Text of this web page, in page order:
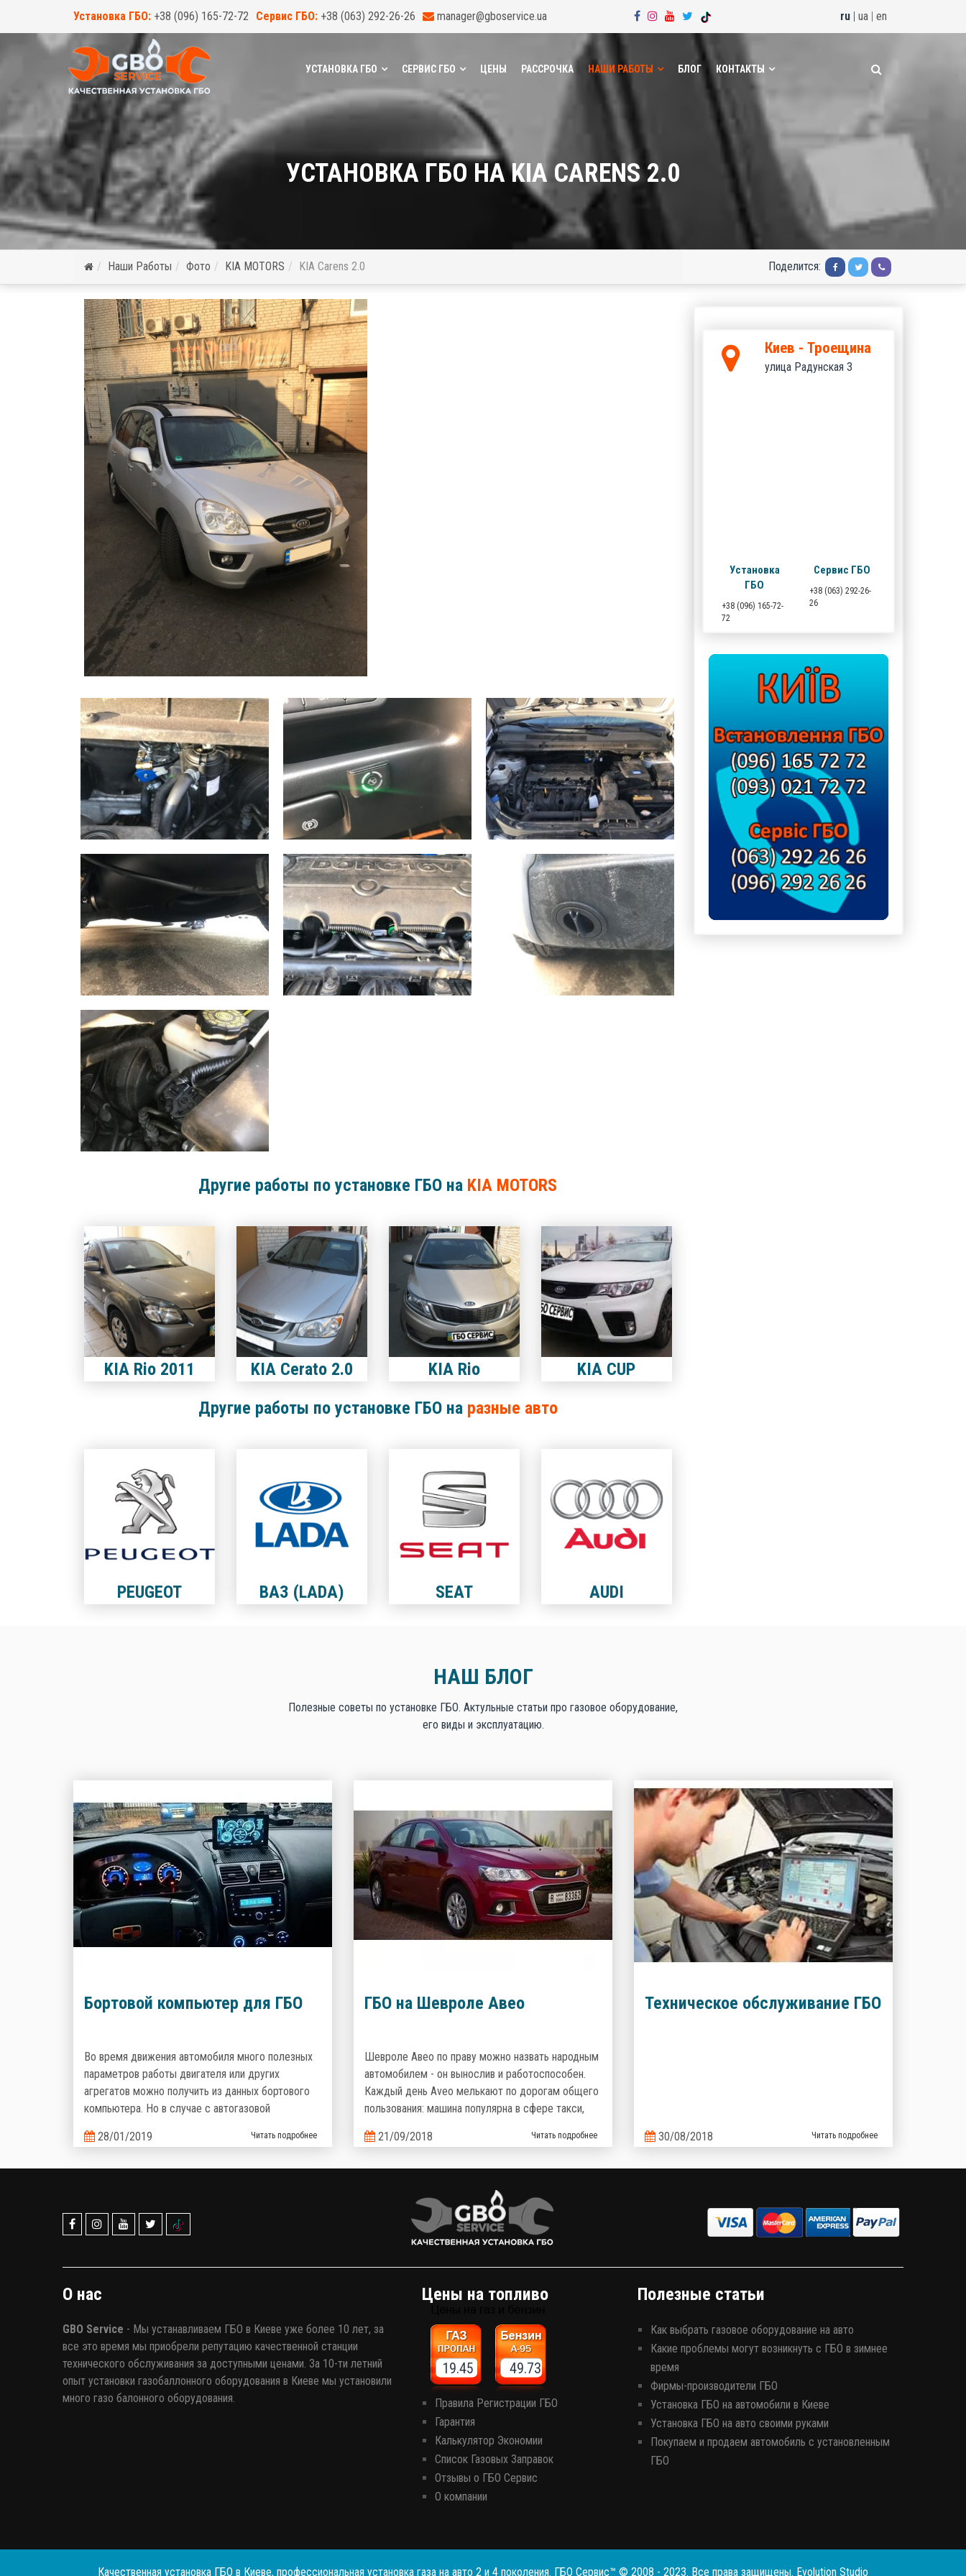
Установка ГБО: +38 (096) 165-72-72 Сервис ГБО: +38 (063) 292-26-26 manager@gboservice.ua ru | ua | en
УСТАНОВКА ГБО СЕРВИС ГБО ЦЕНЫ РАССРОЧКА НАШИ РАБОТЫ БЛОГ КОНТАКТЫ
УСТАНОВКА ГБО НА KIA CARENS 2.0
Наши Работы Фото KIA MOTORS KIA Carens 2.0 Поделится:
Другие работы по установке ГБО на KIA MOTORS
KIA Rio 2011 KIA Cerato 2.0 KIA Rio
KIA CUP
Другие работы по установке ГБО на разные авто
PEUGEOT ВАЗ (LADA) SEAT AUDI
Киев - Троещина
улица Радунская 3
Установка
ГБО
+38 (096) 165-72-
72
Сервис ГБО
+38 (063) 292-26-
26
НАШ БЛОГ
Полезные советы по установке ГБО. Актульные статьи про газовое оборудование,
его виды и эксплуатацию.
Бортовой компьютер для ГБО
Во время движения автомобиля много полезных
параметров работы двигателя или других
агрегатов можно получить из данных бортового
компьютера. Но в случае с автогазовой
информацию о работе автогазовой системы.
28/01/2019 Читать подробнее
ГБО на Шевроле Авео
Шевроле Авео по праву можно назвать народным
автомобилем - он вынослив и работоспособен.
Каждый день Aveo мелькают по дорогам общего
пользования: машина популярна в сфере такси,
семейный надежный и неприхотливый
комплект газобаллонного оборудования, которое
сэкономит кучу денег на топливе!
21/09/2018 Читать подробнее
Техническое обслуживание ГБО
30/08/2018 Читать подробнее
О нас
GBO Service - Мы устанавливаем ГБО в Киеве уже более 10 лет, за
все это время мы приобрели репутацию качественной станции
технического обслуживания за доступными ценами. За 10-ти летний
опыт установки газобаллонного оборудования в Киеве мы установили
много газо балонного оборудования.
Цены на топливо
19.45 49.73
Правила Регистрации ГБО
Гарантия
Калькулятор Экономии
Список Газовых Заправок
Отзывы о ГБО Сервис
О компании
Полезные статьи
Как выбрать газовое оборудование на авто
Какие проблемы могут возникнуть с ГБО в зимнее
время
Фирмы-производители ГБО
Установка ГБО на автомобили в Киеве
Установка ГБО на авто своими руками
Покупаем и продаем автомобиль с установленным
ГБО
Качественная установка ГБО в Киеве, профессиональная установка газа на авто 2 и 4 поколения. ГБО Сервис™ © 2008 - 2023. Все права защищены. Evolution Studio